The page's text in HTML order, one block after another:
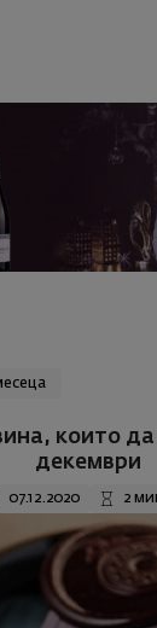
които да
декември
07.12.2020 2